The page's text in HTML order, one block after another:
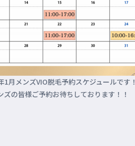
1月メンズVIO脱毛予約スケジュールです！
ズの皆様ご予約お待ちしております！！